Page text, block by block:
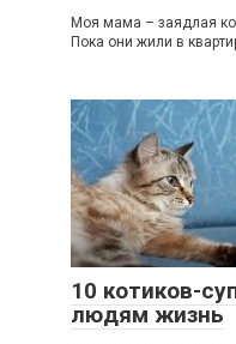
Моя мама – заядлая
Пока они жили в
10 котиков-
людям жизнь